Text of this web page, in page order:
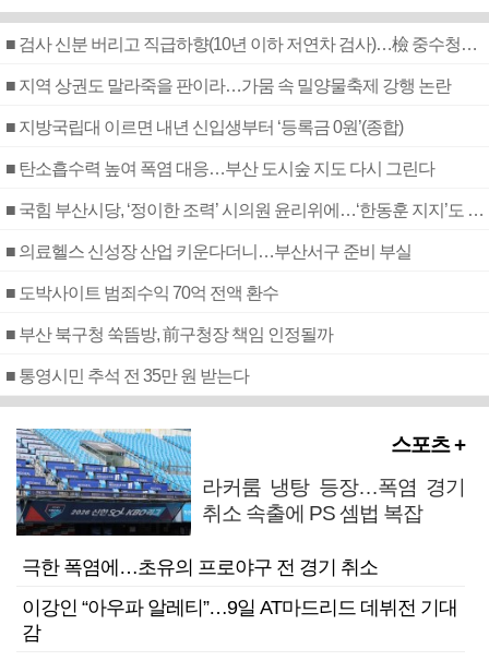
■ 검사 신분 버리고 직급하향(10년 이하 저연차 검사)…檢 중수청행 기피
■ 지역 상권도 말라죽을 판이라…가뭄 속 밀양물축제 강행 논란
■ 지방국립대 이르면 내년 신입생부터 ‘등록금 0원’(종합)
■ 탄소흡수력 높여 폭염 대응…부산 도시숲 지도 다시 그린다
■ 국힘 부산시당, ‘정이한 조력’ 시의원 윤리위에…‘한동훈 지지’도 신고접수
■ 의료헬스 신성장 산업 키운다더니…부산서구 준비 부실
■ 도박사이트 범죄수익 70억 전액 환수
■ 부산 북구청 쑥뜸방, 前구청장 책임 인정될까
■ 통영시민 추석 전 35만 원 받는다
스포츠 +
라커룸 냉탕 등장…폭염 경기
취소 속출에 PS 셈법 복잡
극한 폭염에…초유의 프로야구 전 경기 취소
이강인 “아우파 알레티”…9일 AT마드리드 데뷔전 기대
감